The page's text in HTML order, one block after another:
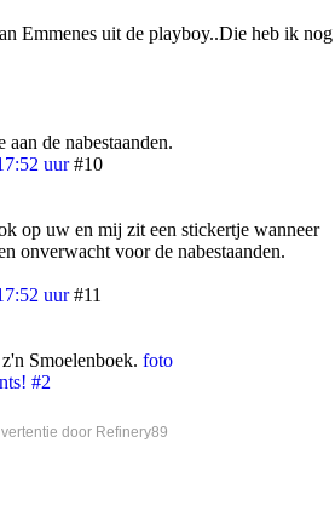
Emmenes uit de playboy..Die heb ik nog
de nabestaanden.
uur #10
op uw en mij zit een stickertje wanneer
onverwacht voor de nabestaanden.
uur #11
z'n Smoelenboek. foto
#2
door Refinery89